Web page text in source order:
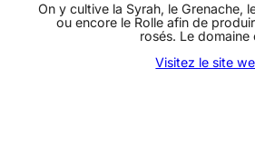
On y cultive la Syrah, le Grenache,
ou encore le Rolle afin de
rosés. Le
Visitez le site